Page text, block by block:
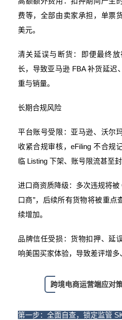
费等，全部由卖家承担，单票
美元。
清关延误与断货：即便最终
长，导致亚马逊 FBA 补货延迟
重与销量。
长期合规风险
平台账号受限：亚马逊、沃尔
收紧合规审核，eFiling 不合规
临 Listing 下架、账号限流甚至封
进口商资质降级：多次违规将被
口商”，后续所有货物将被重点
续增加。
品牌信任受损：货物扣押、延
响美国买家体验，导致差评增多
跨境电商运营端应对
第一步：全面自查，锁定监管